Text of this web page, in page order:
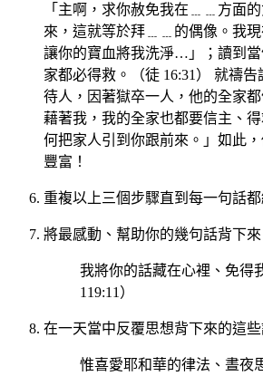
「主啊，求你赦免我在﹍﹍方面
來，這就等於拜﹍﹍的偶像。我
讓你的寶血將我洗淨…」；讀到
家都必得救。（徒 16:31） 就禱
待人，因著獄卒一人，他的全家
藉著我，我的全家也都要信主、
何把家人引到你跟前來。」如此
豐富！
重複以上三個步驟直到每一句話
將最感動、幫助你的幾句話背下來
我將你的話藏在心裡、免得
119:11）
在一天當中反覆思想背下來的這
惟喜愛耶和華的律法、晝夜